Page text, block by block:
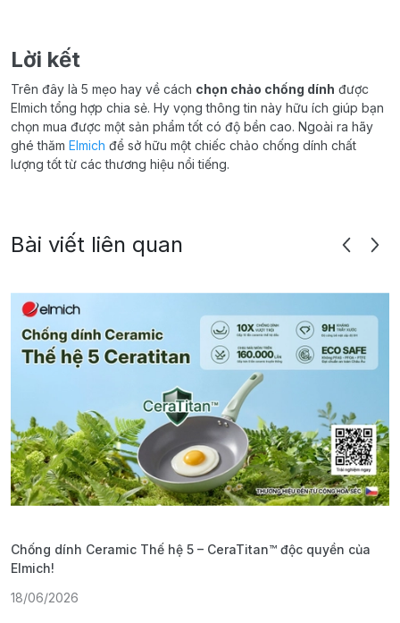
Lời kết
Trên đây là 5 mẹo hay về cách chọn chảo chống dính được
Elmich tổng hợp chia sẻ. Hy vọng thông tin này hữu ích giúp bạn
chọn mua được một sản phẩm tốt có độ bền cao. Ngoài ra hãy
ghé thăm Elmich để sở hữu một chiếc chảo chống dính chất
lượng tốt từ các thương hiệu nổi tiếng.
Bài viết liên quan
Chống dính Ceramic Thế hệ 5 – CeraTitan™ độc quyền của
Elmich!
18/06/2026